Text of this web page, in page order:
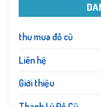
thu mua đồ cũ
Liên hệ
Giới thiệu